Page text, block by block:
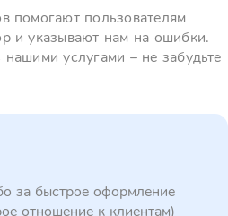
помогают пользователям
и указывают нам на ошибки.
услугами – не забудьте
за быстрое оформление
отношение к клиентам)